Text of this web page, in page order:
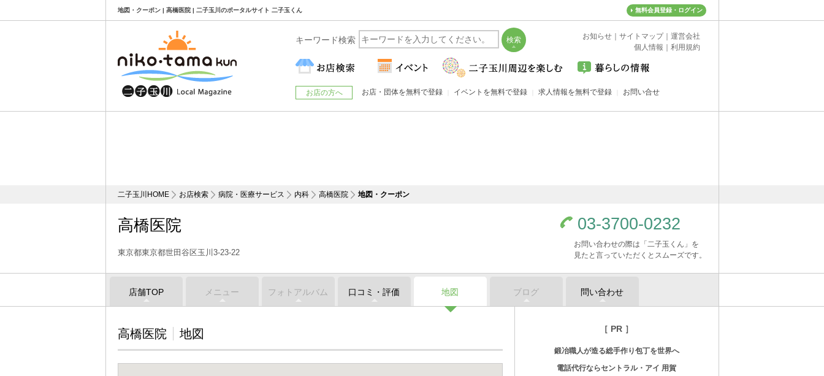
地図・クーポン | 高橋医院 | 二子玉川のポータルサイト 二子玉くん 無料会員登録・ログイン
二子玉川HOME お店検索 病院・医療サービス 内科 高橋医院 地図・クーポン
高橋医院
東京都東京都世田谷区玉川3-23-22
03-3700-0232
お問い合わせの際は「二子玉くん」を
見たと言っていただくとスムーズです。
店舗TOP メニュー フォトアルバム 口コミ・評価 地図 ブログ 問い合わせ
高橋医院 地図 ［ PR ］
鍛冶職人が造る総手作り包丁を世界へ
電話代行ならセントラル・アイ 用賀
キーワード検索 お知らせ サイトマップ｜ 運営会社
個人情報
利用規約
お店の方へ お店・団体を無料で登録 イベントを無料で登録 求人情報を無料で登録 お問い合せ